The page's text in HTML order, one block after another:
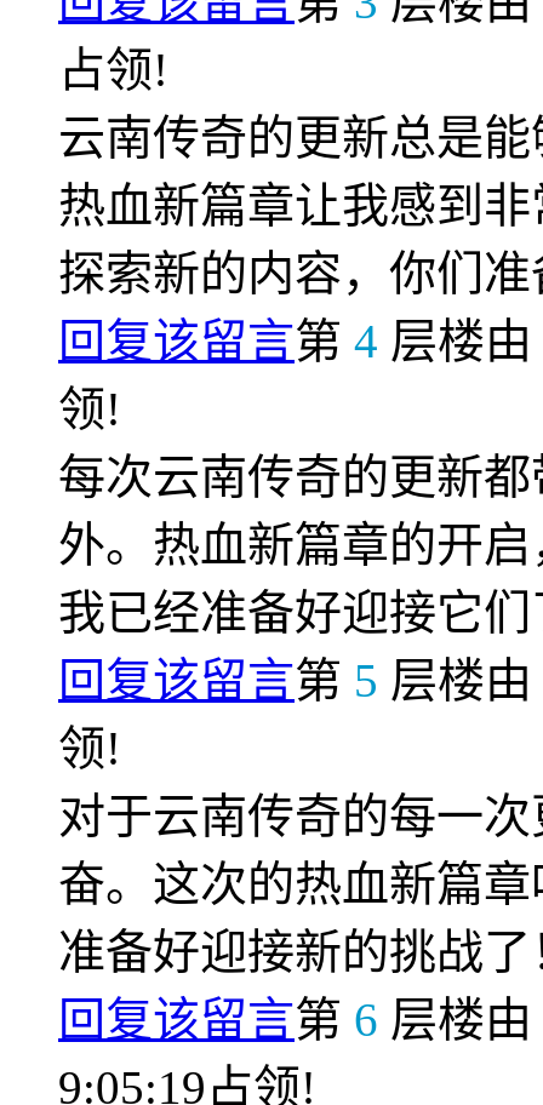
占领!
云南传奇的更新总是
热血新篇章让我感到
探索新的内容，你们
回复该留言第 4 层楼由
领!
每次云南传奇的更新
外。热血新篇章的开
我已经准备好迎接它们
回复该留言第 5 层楼由
领!
对于云南传奇的每一
奋。这次的热血新篇
准备好迎接新的挑战了
回复该留言第 6 层楼由
9:05:19占领!